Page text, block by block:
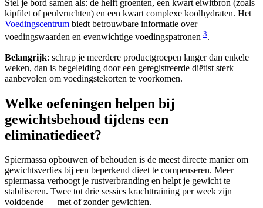
Stel je bord samen als: de helft groenten, een kwart eiwitbron (zoals
kipfilet of peulvruchten) en een kwart complexe koolhydraten. Het
Voedingscentrum biedt betrouwbare informatie over
voedingswaarden en evenwichtige voedingspatronen 3.
Belangrijk: schrap je meerdere productgroepen langer dan enkele
weken, dan is begeleiding door een geregistreerde diëtist sterk
aanbevolen om voedingstekorten te voorkomen.
Welke oefeningen helpen bij
gewichtsbehoud tijdens een
eliminatiedieet?
Spiermassa opbouwen of behouden is de meest directe manier om
gewichtsverlies bij een beperkend dieet te compenseren. Meer
spiermassa verhoogt je rustverbranding en helpt je gewicht te
stabiliseren. Twee tot drie sessies krachttraining per week zijn
voldoende — met of zonder gewichten.